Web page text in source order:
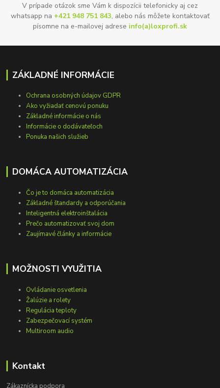
V prípade otázok sme Vám k dispozícii telefonicky aj cez
whatsapp na +421 948 751 843, alebo nás môžete kontaktovať
písomne na e-mailovej adrese info(a)loxprofi.sk
ZÁKLADNÉ INFORMÁCIE
Ochrana osobných údajov GDPR
Ako vyžiadať cenovú ponuku
Základné informácie o nás
Informácie o dodávateľoch
Ponuka našich služieb
DOMÁCA AUTOMATIZÁCIA
Čo je to domáca automatizácia
Základné štandardy a odporúčania
Inteligentná elektroinštalácia
Prečo automatizovať svoj dom
Zaujímavé články a informácie
MOŽNOSTI VYUŽITIA
Ovládanie osvetlenia
Žalúzie a rolety
Regulácia teploty
Zabezpečovací systém
Multiroom audio
Kontakt
Zákaznícka podpora